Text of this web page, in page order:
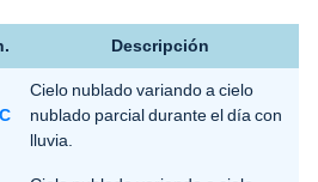
Descripción
Cielo nublado variando a cielo
nublado parcial durante el día con
lluvia.